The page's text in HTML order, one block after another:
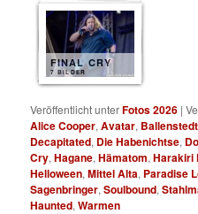
FINAL CRY
7 BILDER
Veröffentlicht unterFotos 2026 |
Alice Cooper,Avatar, Ballenstedt
Decapitated, Die Habenichtse,
Cry,Hagane,Hämatom,Harakiri
Helloween,Mittel Alta, Paradise
Sagenbringer,Soulbound,
Haunted,Warmen